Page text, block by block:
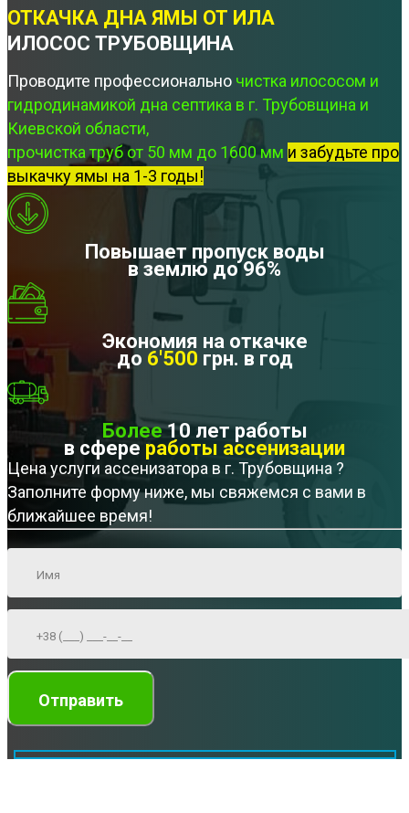
ОТКАЧКА ДНА ЯМЫ ОТ ИЛА
ИЛОСОС ТРУБОВЩИНА
Проводите профессионально чистка илососом и
гидродинамикой дна септика в г. Трубовщина и
Киевской области,
прочистка труб от 50 мм до 1600 мм и забудьте про
выкачку ямы на 1-3 годы!
Повышает пропуск воды
в землю до 96%
Экономия на откачке
до 6'500 грн. в год
Более10 лет работы
в сфере работы ассенизации
Цена услуги ассенизатора в г. Трубовщина ?
Заполните форму ниже, мы свяжемся с вами в
ближайшее время!